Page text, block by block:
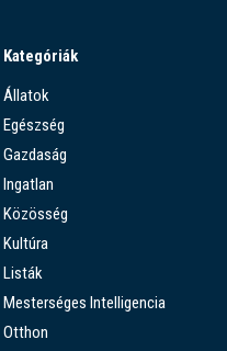
Kategóriák
Állatok
Egészség
Gazdaság
Ingatlan
Közösség
Kultúra
Listák
Mesterséges Intelligencia
Otthon